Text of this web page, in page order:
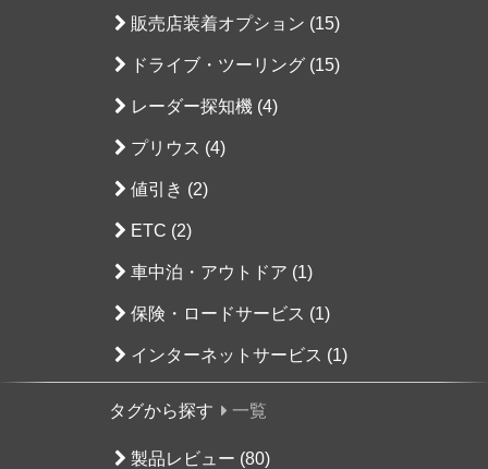
販売店装着オプション (15)
ドライブ・ツーリング (15)
レーダー探知機 (4)
プリウス (4)
値引き (2)
ETC (2)
車中泊・アウトドア (1)
保険・ロードサービス (1)
インターネットサービス (1)
タグから探す 一覧
製品レビュー (80)